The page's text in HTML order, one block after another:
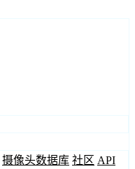
摄像头数据库 社区 API